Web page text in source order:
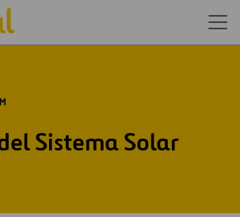
Sistema Solar